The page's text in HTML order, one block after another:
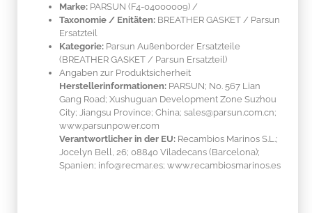
Marke: PARSUN (F4-04000009) /
Taxonomie / Enitäten: BREATHER GASKET / Parsun
Ersatzteil
Kategorie: Parsun Außenborder Ersatzteile
(BREATHER GASKET / Parsun Ersatzteil)
Angaben zur Produktsicherheit
Herstellerinformationen: PARSUN; No. 567 Lian
Gang Road; Xushuguan Development Zone Suzhou
City; Jiangsu Province; China; sales@parsun.com.cn;
www.parsunpower.com
Verantwortlicher in der EU: Recambios Marinos S.L.;
Jocelyn Bell, 26; 08840 Viladecans (Barcelona);
Spanien; info@recmar.es; www.recambiosmarinos.es